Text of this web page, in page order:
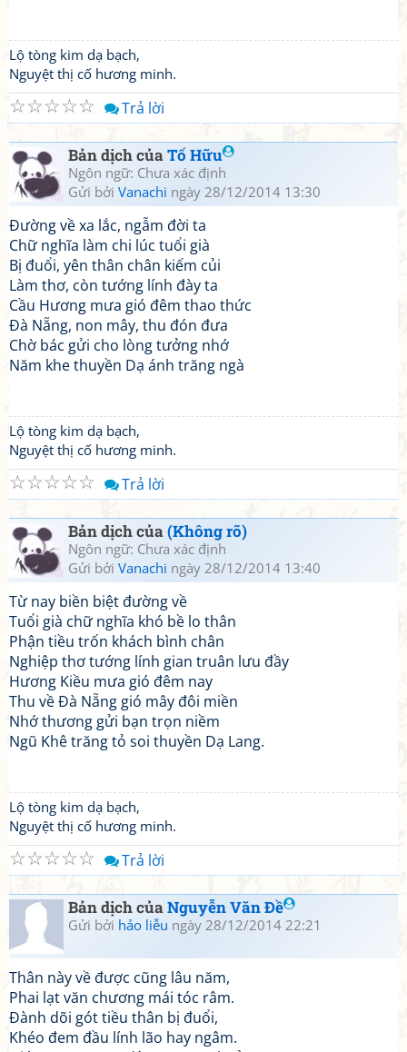
Lộ tòng kim dạ bạch,
Nguyệt thị cố hương minh.
☆
☆
☆
☆
☆ Trả lời
Bản dịch củaTố Hữu
Ngôn ngữ: Chưa xác định
Gửi bởi Vanachi ngày 28/12/2014 13:30
Đường về xa lắc, ngẫm đời ta
Chữ nghĩa làm chi lúc tuổi già
Bị đuổi, yên thân chân kiếm củi
Làm thơ, còn tướng lính đày ta
Cầu Hương mưa gió đêm thao thức
Đà Nẵng, non mây, thu đón đưa
Chờ bác gửi cho lòng tưởng nhớ
Năm khe thuyền Dạ ánh trăng ngà
Lộ tòng kim dạ bạch,
Nguyệt thị cố hương minh.
☆
☆
☆
☆
☆ Trả lời
Bản dịch của(Không rõ)
Ngôn ngữ: Chưa xác định
Gửi bởi Vanachi ngày 28/12/2014 13:40
Từ nay biền biệt đường về
Tuổi già chữ nghĩa khó bề lo thân
Phận tiều trốn khách bình chân
Nghiệp thơ tướng lính gian truân lưu đầy
Hương Kiều mưa gió đêm nay
Thu về Đà Nẵng gió mây đôi miền
Nhớ thương gửi bạn trọn niềm
Ngũ Khê trăng tỏ soi thuyền Dạ Lang.
Lộ tòng kim dạ bạch,
Nguyệt thị cố hương minh.
☆
☆
☆
☆
☆ Trả lời
Bản dịch củaNguyễn Văn Đề
Gửi bởi hảo liễu ngày 28/12/2014 22:21
Thân này về được cũng lâu năm,
Phai lạt văn chương mái tóc râm.
Đành dõi gót tiều thân bị đuổi,
Khéo đem đầu lính lão hay ngâm.